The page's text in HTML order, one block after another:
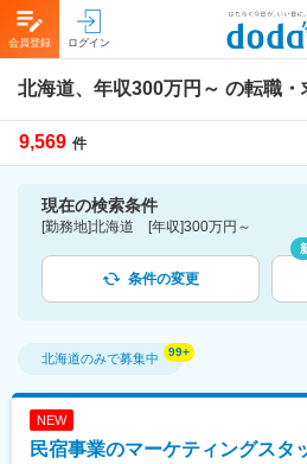
会員登録 ログイン
北海道、年収300万円～ の転職・
9,569 件
現在の検索条件
[勤務地]北海道 [年収]300万円～
条件の変更
北海道のみで募集中
NEW
民宿事業のマーケティングスタ